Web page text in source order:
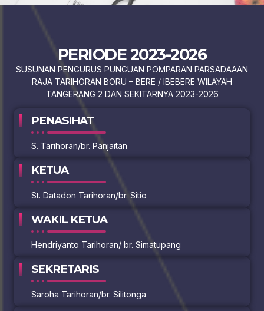
PERIODE 2023-2026
SUSUNAN PENGURUS PUNGUAN POMPARAN PARSADAAAN
RAJA TARIHORAN BORU – BERE / IBEBERE WILAYAH
TANGERANG 2 DAN SEKITARNYA 2023-2026
PENASIHAT
S. Tarihoran/br. Panjaitan
KETUA
St. Datadon Tarihoran/br. Sitio
WAKIL KETUA
Hendriyanto Tarihoran/ br. Simatupang
SEKRETARIS
Saroha Tarihoran/br. Silitonga